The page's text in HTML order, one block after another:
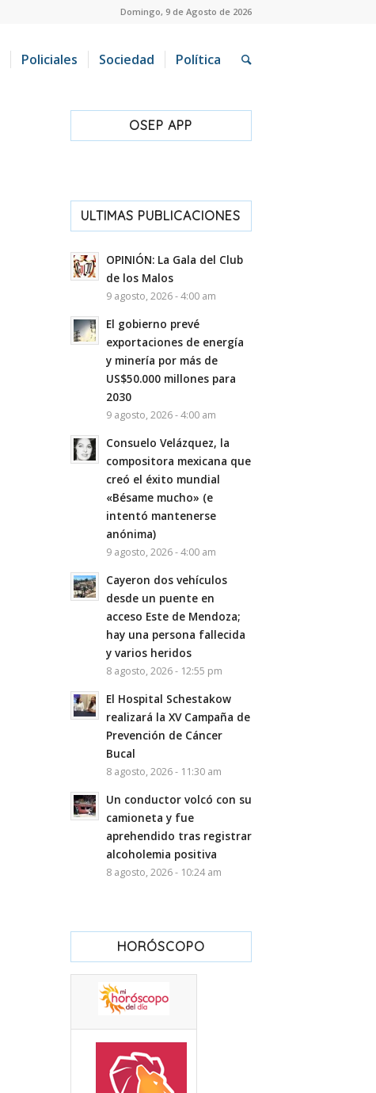
Domingo, 9 de Agosto de 2026
Policiales Sociedad Política
OSEP APP
ULTIMAS PUBLICACIONES
OPINIÓN: La Gala del Club
de los Malos
9 agosto, 2026 - 4:00 am
El gobierno prevé
exportaciones de energía
y minería por más de
US$50.000 millones para
2030
9 agosto, 2026 - 4:00 am
Consuelo Velázquez, la
compositora mexicana que
creó el éxito mundial
«Bésame mucho» (e
intentó mantenerse
anónima)
9 agosto, 2026 - 4:00 am
Cayeron dos vehículos
desde un puente en
acceso Este de Mendoza;
hay una persona fallecida
y varios heridos
8 agosto, 2026 - 12:55 pm
El Hospital Schestakow
realizará la XV Campaña de
Prevención de Cáncer
Bucal
8 agosto, 2026 - 11:30 am
Un conductor volcó con su
camioneta y fue
aprehendido tras registrar
alcoholemia positiva
8 agosto, 2026 - 10:24 am
HORÓSCOPO